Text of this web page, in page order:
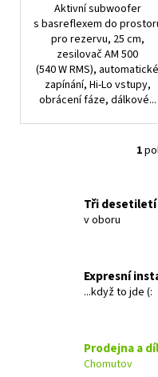
Aktivní subwoofer
s basreflexem do
pro rezervu, 25 cm,
zesilovač AM 500
(540 W RMS), automatické
zapínání, Hi-Lo vstupy,
obrácení fáze, dálkové...
1
Tři
v oboru
Expresní
...když to jde (:
Prodejna a
Chomutov